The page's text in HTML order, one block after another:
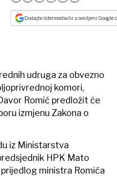
Dodajte lidermedia.hr u omiljeni Google
udruga za obvezno
komori,
Romić predložit će
izmjenu Zakona o
iz Ministarstva
HPK Mato
ministra Romića